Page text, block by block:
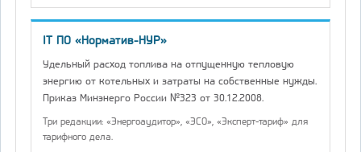
IT ПО «Норматив-НУР»
Удельный расход топлива на отпущенную тепловую
энергию от котельных и затраты на собственные нужды.
Приказ Минэнерго России №323 от 30.12.2008.
Три редакции: «Энергоаудитор», «ЭСО», «Эксперт-тариф» для
тарифного дела.